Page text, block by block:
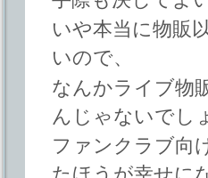
いや本当に物販
いので、
なんかライブ物
んじゃないでし
ファンクラブ向